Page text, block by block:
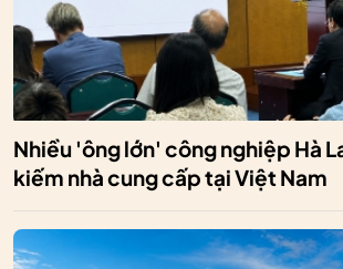
Nhiều 'ông lớn' công nghiệp Hà
kiếm nhà cung cấp tại Việt Nam